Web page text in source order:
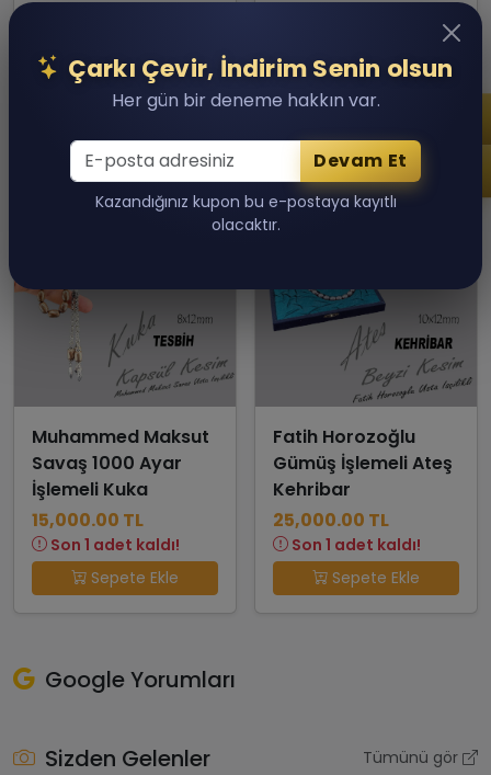
Sepete Ekle
Sepete Ekle
Muhammed Maksut
Savaş 1000 Ayar
İşlemeli Kuka
15,000.00 TL
Son 1 adet kaldı!
Sepete Ekle
Fatih Horozoğlu
Gümüş İşlemeli Ateş
Kehribar
25,000.00 TL
Son 1 adet kaldı!
Sepete Ekle
Google Yorumları
Sizden Gelenler Tümünü gör
Çarkı Çevir, İndirim Senin olsun
Her gün bir deneme hakkın var.
Devam Et
Kazandığınız kupon bu e-postaya kayıtlı
olacaktır.